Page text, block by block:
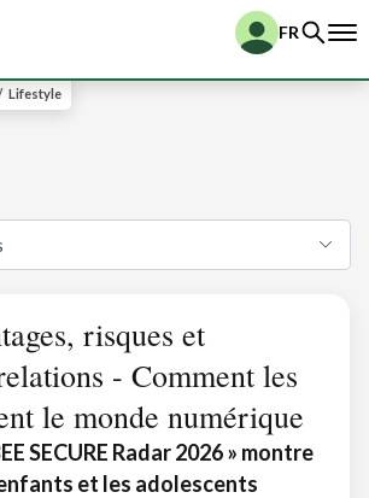
FR
Lifestyle
risques et
- Comment les
le monde numérique
SECURE Radar 2026 » montre
et les adolescents